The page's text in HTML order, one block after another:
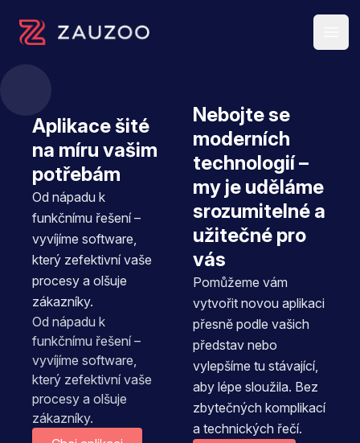
Zauzoo s.r.o.
Aplikace šité
na míru vašim
potřebám
Od nápadu k
funkčnímu řešení –
vyvíjíme software,
který zefektivní vaše
procesy a olšuje
zákazníky.
Od nápadu k
funkčnímu řešení –
vyvíjíme software,
který zefektivní vaše
procesy a olšuje
zákazníky.
Nebojte se
moderních
technologií –
my je uděláme
srozumitelné a
užitečné pro
vás
Pomůžeme vám
vytvořit novou aplikaci
přesně podle vašich
představ nebo
vylepšíme tu stávající,
aby lépe sloužila. Bez
zbytečných komplikací
a technických řečí.